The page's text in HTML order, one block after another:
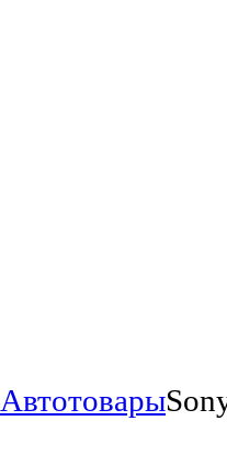
Автотовары